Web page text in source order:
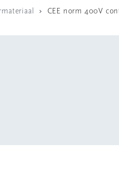
CEE norm 400V